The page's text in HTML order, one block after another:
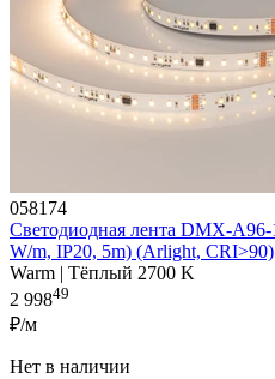
058174
Светодиодная лента DMX-
W/m, IP20, 5m) (Arlight, CRI>90)
Warm | Тёплый 2700 K
2 99849
₽/м
Нет в наличии